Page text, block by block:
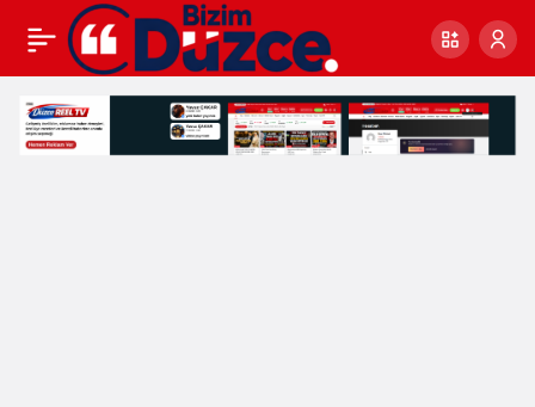
BAŞKAN ÖZLÜ “DÜZCE
BELEDİYESİ İÇİN ALTIN
0